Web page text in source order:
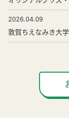
2026.04.09
敦賀ちえなみき大